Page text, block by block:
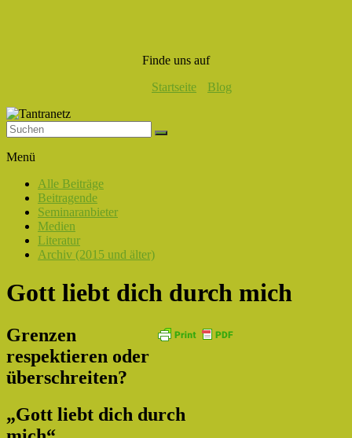
Finde uns auf
Startseite
Blog
Liebe,
Eros
Tantra
Menü
Alle Beiträge
Beitragende
Seminaranbieter
Medien
Literatur
Archiv (2015 und älter)
Gott liebt dich durch mich
Grenzen
respektieren oder
überschreiten?
„Gott liebt dich durch